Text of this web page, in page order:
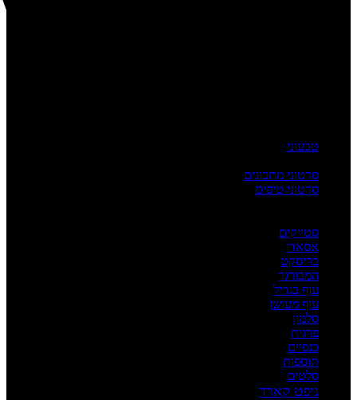
טבעוני
סרטוני מתכונים
סרטוני טיפים
סטייקים
אסאדו
בריסקט
המבורגר
עוף בגריל
עוף מעושן
סלמון
פרגית
כנפיים
תוספות
סלטים
גיפט קארד